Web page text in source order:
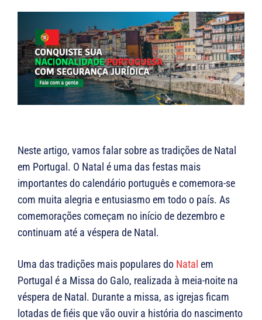
Neste artigo, vamos falar sobre as tradições de Natal
em Portugal. O Natal é uma das festas mais
importantes do calendário português e comemora-se
com muita alegria e entusiasmo em todo o país. As
comemorações começam no início de dezembro e
continuam até a véspera de Natal.
Uma das tradições mais populares do Natal em
Portugal é a Missa do Galo, realizada à meia-noite na
véspera de Natal. Durante a missa, as igrejas ficam
lotadas de fiéis que vão ouvir a história do nascimento